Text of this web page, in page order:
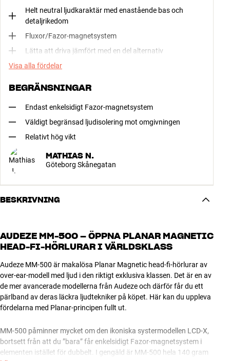
Helt neutral ljudkaraktär med enastående bas och
detaljrikedom
Fluxor/Fazor-magnetsystem
Lätta att driva jämfört med en del alternativ
Visa alla fördelar
BEGRÄNSNINGAR
Endast enkelsidigt Fazor-magnetsystem
Väldigt begränsad ljudisolering mot omgivningen
Relativt hög vikt
MATHIAS N.
Göteborg Skånegatan
BESKRIVNING
AUDEZE MM-500 – ÖPPNA PLANAR MAGNETIC
HEAD-FI-HÖRLURAR I VÄRLDSKLASS
Audeze MM-500 är makalösa Planar Magnetic head-fi-hörlurar av
over-ear-modell med ljud i den riktigt exklusiva klassen. Det är en av
de mer avancerade modellerna från Audeze och därför får du ett
pärlband av deras läckra ljudtekniker på köpet. Här kan du uppleva
fördelarna med Planar-principen fullt ut.
MM-500 påminner mycket om den ikoniska systermodellen LCD-X,
bortsett från att du ”bara” får enkelsidigt Fazor-magnetsystem i
elementen istället för dubbelt. I gengäld är MM-500 hela 140 gram